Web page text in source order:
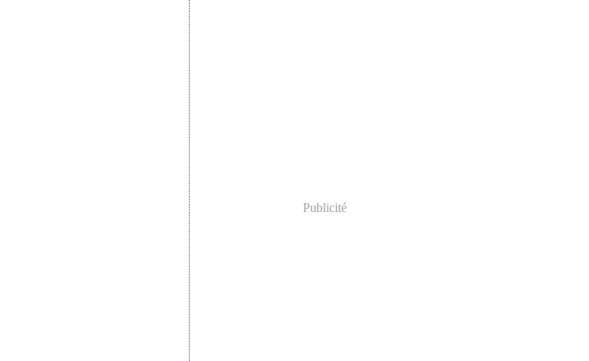
Publicité